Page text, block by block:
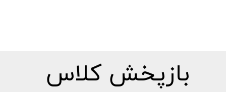
بازپخش کلاس